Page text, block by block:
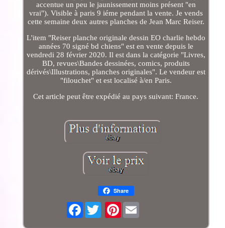
accentue un peu le jaunissement moins présent "en
vrai"). Visible à paris 9 iéme pendant la vente. Je vends
cette semaine deux autres planches de Jean Marc Reiser.
L'item "Reiser planche originale dessin EO charlie hebdo
années 70 signé bd chiens" est en vente depuis le
vendredi 28 février 2020. Il est dans la catégorie "Livres,
BD, revues\Bandes dessinées, comics, produits
dérivés\Illustrations, planches originales". Le vendeur est
"filouchet" et est localisé à/en Paris.
Cet article peut être expédié au pays suivant: France.
Share
Facebook Pinterest